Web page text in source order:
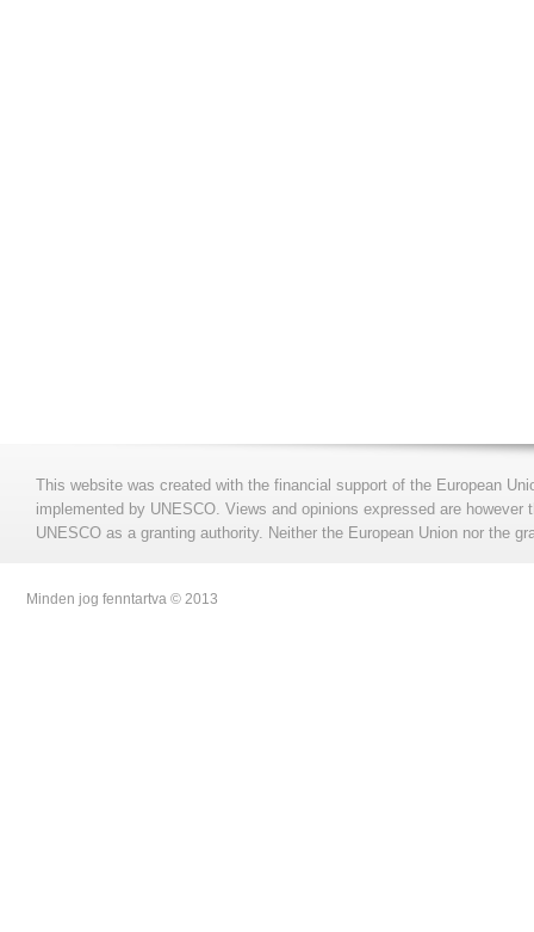
This website was created with the financial support of the European
implemented by UNESCO. Views and opinions expressed are
UNESCO as a granting authority. Neither the European Union nor the
Minden jog fenntartva © 2013